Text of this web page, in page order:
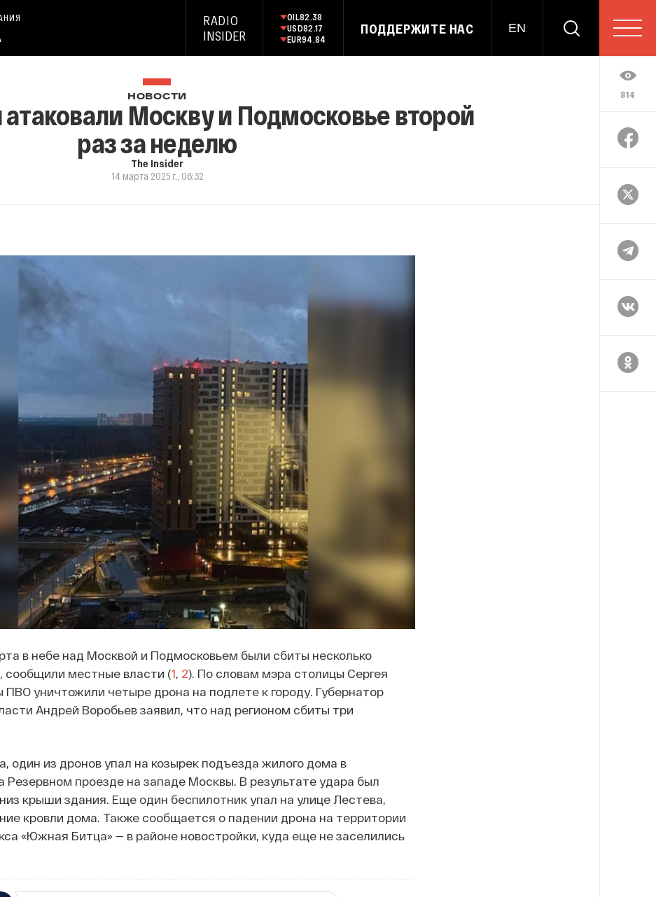
RADIO
INSIDER
OIL82.38
USD82.17
EUR94.84
ПОДДЕРЖИТЕ НАС EN
814
НОВОСТИ
Москву и Подмосковье второй
раз за неделю
The Insider
14 марта 2025 г., 06:32
в небе над Москвой и Подмосковьем были сбиты несколько
сообщили местные власти (1 2). По словам мэра столицы Сергея
ПВО уничтожили четыре дрона на подлете к городу. Губернатор
Андрей Воробьев заявил, что над регионом сбиты три
один из дронов упал на козырек подъезда жилого дома в
Резервном проезде на западе Москвы. В результате удара был
крыши здания. Еще один беспилотник упал на улице Лестева,
кровли дома. Также сообщается о падении дрона на территории
«Южная Битца» — в районе новостройки, куда еще не заселились